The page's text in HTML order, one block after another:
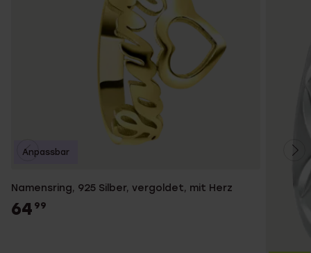
Namensring, 925 Silber, vergoldet, mit Herz
64 99
Anpassbar